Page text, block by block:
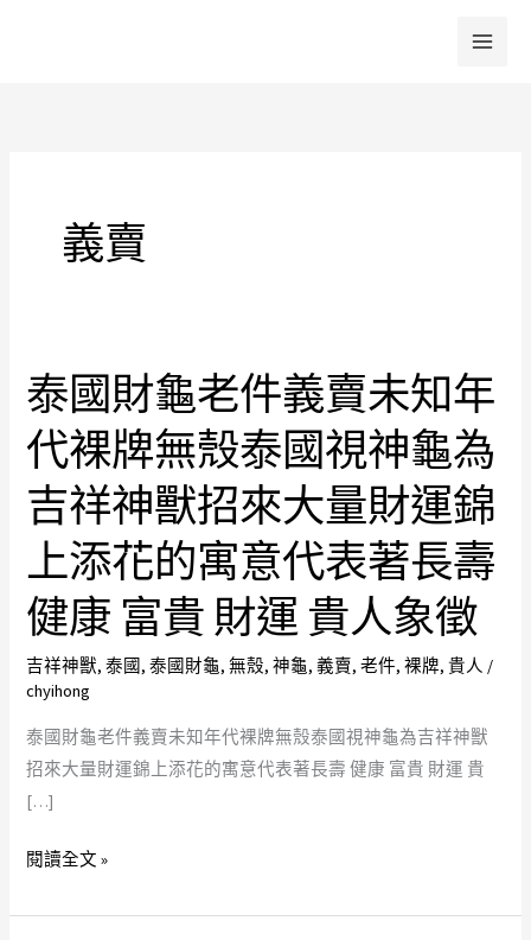
義賣
泰國財龜老件義賣未知年
代裸牌無殼泰國視神龜為
吉祥神獸招來大量財運錦
上添花的寓意代表著長壽
健康 富貴 財運 貴人象徵
吉祥神獸,泰國,泰國財龜,無殼,神龜,義賣,老件,裸牌,貴人 /
chyihong
泰國財龜老件義賣未知年代裸牌無殼泰國視神龜為吉祥神獸
招來大量財運錦上添花的寓意代表著長壽 健康 富貴 財運 貴
[…]
泰
國
財
老
義
賣
未
知
年
代
裸
牌
殼
閱讀全文 »